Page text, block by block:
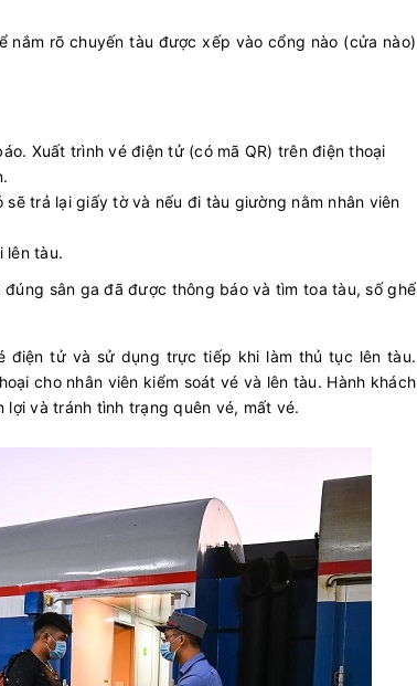
rõ chuyến tàu được xếp vào cổng nào (cửa nào)
Xuất trình vé điện tử (có mã QR) trên điện thoại
trả lại giấy tờ và nếu đi tàu giường nằm nhân viên
lên tàu.
sân ga đã được thông báo và tìm toa tàu, số ghế
điện tử và sử dụng trực tiếp khi làm thủ tục lên tàu.
cho nhân viên kiểm soát vé và lên tàu. Hành khách
và tránh tình trạng quên vé, mất vé.